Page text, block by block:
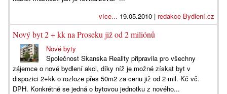
více... 19.05.2010 | redakce Bydlení.cz
Nový byt 2 + kk na Proseku již od 2 miliónů
Nové byty
Společnost Skanska Reality připravila pro všechny
zájemce o nové bydlení akci, díky níž je možné získat byt v
dispozici 2+kk o rozloze přes 50m2 za cenu již od 2 mil. Kč vč.
DPH. Konkrétně se jedná o bytovou jednotku z nového...